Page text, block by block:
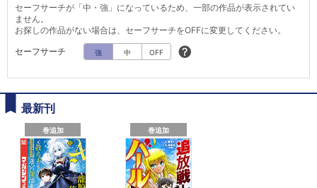
セーフサーチが「中・強」になっているため、一部の作品が表示されてい
ません。
お探しの作品がない場合は、セーフサーチをOFFに変更してください。
セーフサーチ
強 中 OFF
最新刊
巻追加 巻追加